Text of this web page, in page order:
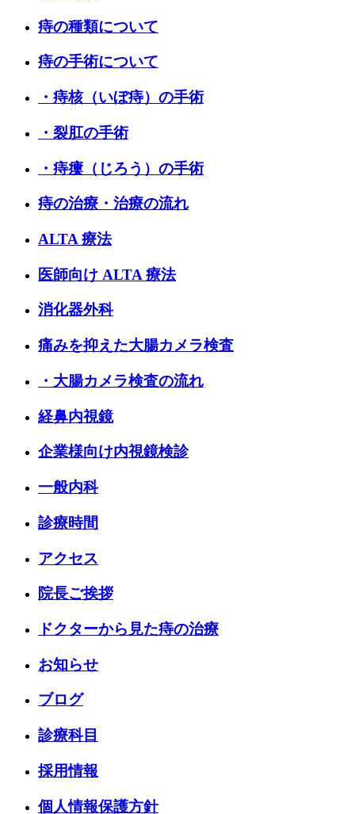
痔の種類について
痔の手術について
・痔核（いぼ痔）の手術
・裂肛の手術
・痔瘻（じろう）の手術
痔の治療・治療の流れ
ALTA 療法
医師向け ALTA 療法
消化器外科
痛みを抑えた大腸カメラ検査
・大腸カメラ検査の流れ
経鼻内視鏡
企業様向け内視鏡検診
一般内科
診療時間
アクセス
院長ご挨拶
ドクターから見た痔の治療
お知らせ
ブログ
診療科目
採用情報
個人情報保護方針